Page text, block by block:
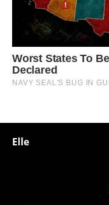
Elle